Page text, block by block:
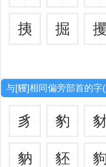
挗 掘 攫
与[貜]相同偏旁部首的字
豸 豹
豽 豾